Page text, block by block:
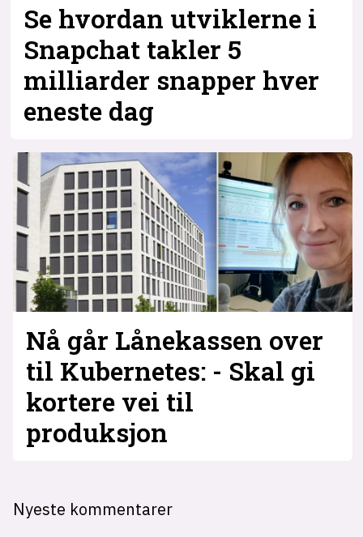
Se hvordan utviklerne i
Snapchat takler 5
milliarder snapper hver
eneste dag
Nå går Lånekassen over
til Kubernetes: - Skal gi
kortere vei til
produksjon
Nyeste kommentarer